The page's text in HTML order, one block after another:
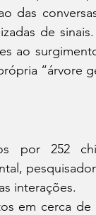
das
de
ao
“árvore
por 252
interações.
em cerca de